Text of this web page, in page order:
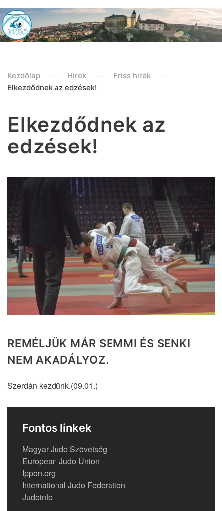
Kezdőlap Hírek
Friss hírek
Elkezdődnek az edzések!
Elkezdődnek az
edzések!
REMÉLJÜK MÁR SEMMI ÉS SENKI
NEM AKADÁLYOZ.
Szerdán kezdünk.(09.01.)
Fontos linkek
Magyar Judo Szövetség
European Judo Union
Ippon.org
International Judo Federation
Judoinfo